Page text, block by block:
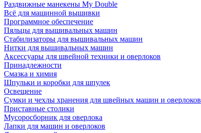
Раздвижные манекены My Double
Всё для машинной вышивки
Программное обеспечение
Пяльцы для вышивальных машин
Стабилизаторы для вышивальных машин
Нитки для вышивальных машин
Аксессуары для швейной техники и оверлоков
Принадлежности
Смазка и химия
Шпульки и коробки для шпулек
Освещение
Сумки и чехлы хранения для швейных машин и оверлоков
Приставные столики
Мусоросборник для оверлока
Лапки для машин и оверлоков